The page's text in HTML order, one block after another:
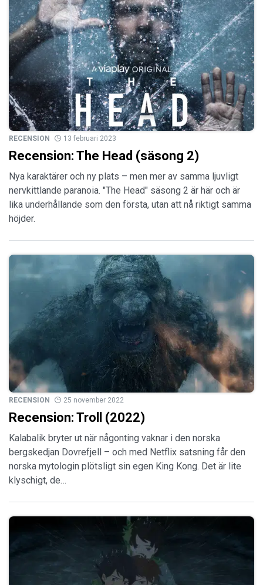
RECENSION 13 februari 2023
Recension: The Head (säsong 2)
Nya karaktärer och ny plats – men mer av samma ljuvligt
nervkittlande paranoia. "The Head" säsong 2 är här och är
lika underhållande som den första, utan att nå riktigt samma
höjder.
RECENSION 25 november 2022
Recension: Troll (2022)
Kalabalik bryter ut när någonting vaknar i den norska
bergskedjan Dovrefjell – och med Netflix satsning får den
norska mytologin plötsligt sin egen King Kong. Det är lite
klyschigt, de…